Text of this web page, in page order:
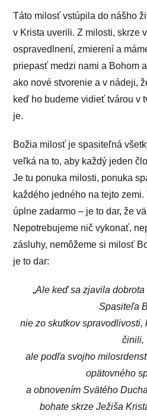
Táto milosť vstúpila do nášho
v Krista uverili. Z milosti, skrze
ospravedlnení, zmierení a
priepasť medzi nami a Bohom
ako nové stvorenie a v nádeji,
keď ho budeme vidieť tvárou v
je.
Božia milosť je spasiteľná
veľká na to, aby každý jeden
Je tu ponuka milosti, ponuka
každého jedného na tejto
úplne zadarmo – je to dar, že
Nepotrebujeme nič vykonať,
zásluhy, nemôžeme si milosť
je to dar:
„Ale keď sa zjavila
Spasiteľa
nie zo skutkov spravodlivosti,
činili,
ale podľa svojho
opätovného
a obnovením Svätého
bohate skrze Ježiša